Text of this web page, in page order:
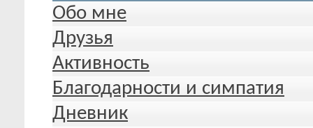
Обо мне
Друзья
Активность
Благодарности и симпатия
Дневник